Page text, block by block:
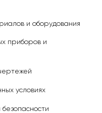
и оборудования
приборов и
условиях